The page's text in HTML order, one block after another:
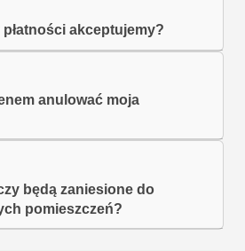
akceptujemy?
anulować moja
będą zaniesione do
pomieszczeń?